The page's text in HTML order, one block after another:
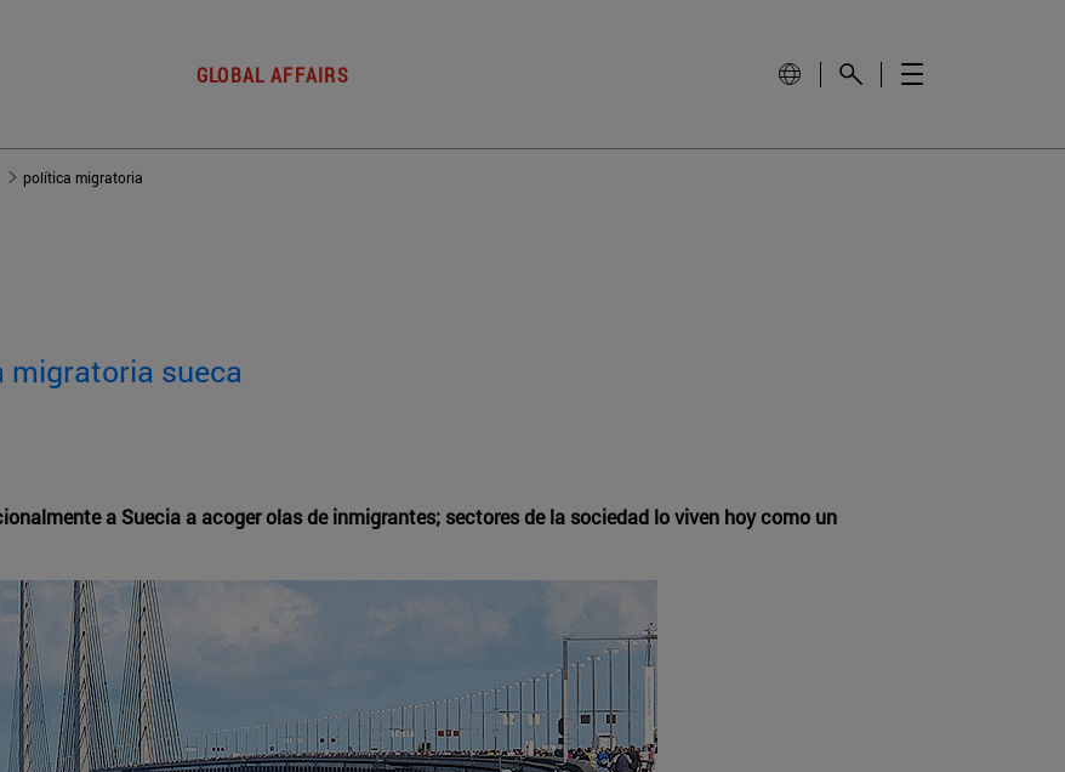
GLOBAL AFFAIRS
política migratoria
migratoria sueca
a Suecia a acoger olas de inmigrantes; sectores de la sociedad lo viven hoy como un